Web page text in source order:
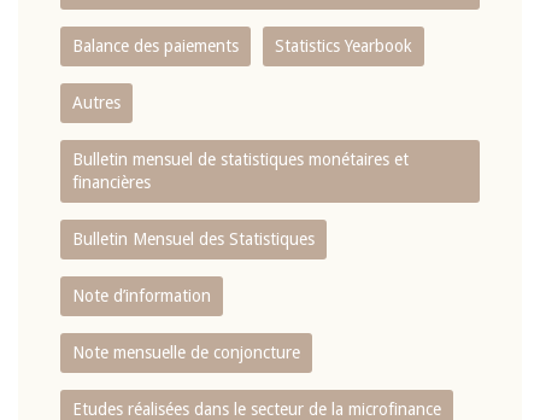
Balance des paiements Statistics Yearbook
Autres
Bulletin mensuel de statistiques monétaires et
financières
Bulletin Mensuel des Statistiques
Note d’information
Note mensuelle de conjoncture
Etudes réalisées dans le secteur de la microfinance